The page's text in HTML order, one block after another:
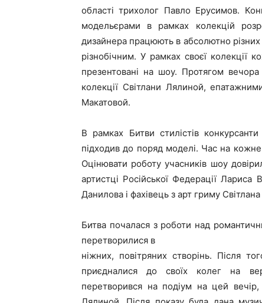
області трихолог Павло Ерусимов.
модельєрами в рамках колекцій
дизайнера працюють в абсолютно
різнобічним. У рамках своєї колекції
презентовані на шоу. Протягом
колекції Світлани Лялиной,
Макатовой.
В рамках Битви стилістів
підходив до поряд моделі. Час на
Оцінювати роботу учасників шоу
артистці Російської Федерації Лариса
Данилова і фахівець з арт гриму
Битва почалася з роботи над
перетворилися в
ніжних, повітряних створінь. Після
приєдналися до своїх колег на
перетворився на подіум на цей вечір,